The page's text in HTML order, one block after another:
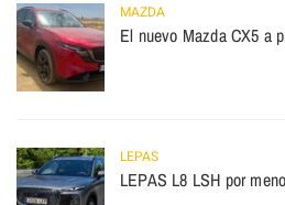
MAZDA
El nuevo Mazda CX5 a
LEPAS
LEPAS L8 LSH por